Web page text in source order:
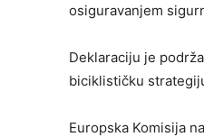
osiguravanjem
Deklaraciju je
biciklističku
Europska Komisija